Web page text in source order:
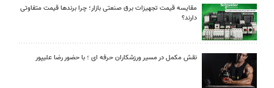
مقایسه قیمت تجهیزات برق صنعتی بازار؛ چرا برندها قیمت متفاوتی
دارند؟
نقش مکمل در مسیر ورزشکاران حرفه ای ؛ با حضور رضا علیپور